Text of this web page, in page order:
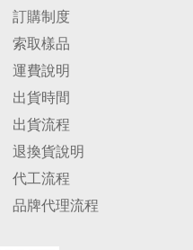
訂購制度
索取樣品
運費說明
出貨時間
出貨流程
退換貨說明
代工流程
品牌代理流程